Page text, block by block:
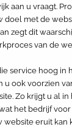
aan u vraagt.
doel met de
zegt dit
van de
service hoog in
u ook voorzien
Zo krijgt u al in
het bedrijf voor
website eruit kan